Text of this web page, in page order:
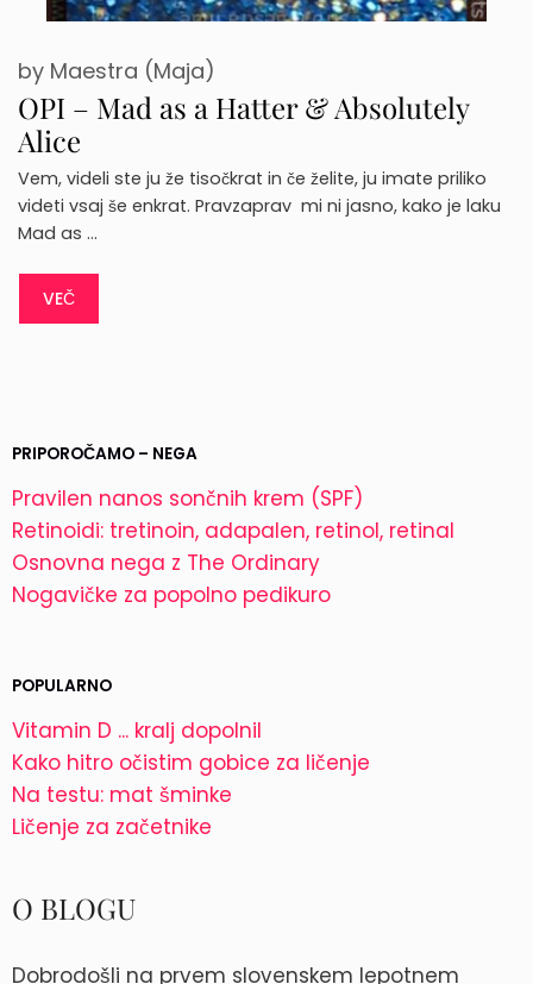
OPI – Mad as a Hatter & Absolutely
Alice
by Maestra (Maja)
Vem, videli ste ju že tisočkrat in če želite, ju imate priliko
videti vsaj še enkrat. Pravzaprav mi ni jasno, kako je laku
Mad as …
VEČ
PRIPOROČAMO – NEGA
Pravilen nanos sončnih krem (SPF)
Retinoidi: tretinoin, adapalen, retinol, retinal
Osnovna nega z The Ordinary
Nogavičke za popolno pedikuro
POPULARNO
Vitamin D ... kralj dopolnil
Kako hitro očistim gobice za ličenje
Na testu: mat šminke
Ličenje za začetnike
O BLOGU
Dobrodošli na prvem slovenskem lepotnem